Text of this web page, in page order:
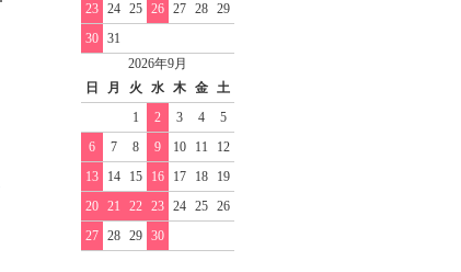
23
24 25 26 27 28
29
30
31
2026年9月
日
月 火 水 木 金
土
1
2 3 4
5
6
7 8 9 10 11
12
13
14 15 16 17 18
19
20
21 22 23 24 25
26
27
28 29 30